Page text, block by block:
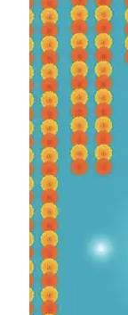
Fort
845-252-6660
6615 State Rte. 97
Narrowsburg, NY
Map